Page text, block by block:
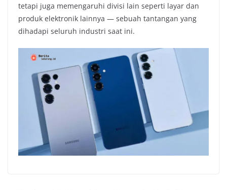
tetapi juga memengaruhi divisi lain seperti layar dan
produk elektronik lainnya — sebuah tantangan yang
dihadapi seluruh industri saat ini.